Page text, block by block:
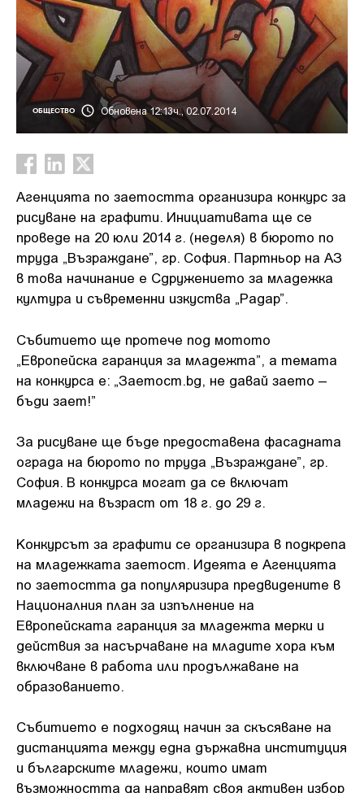
ОБЩЕСТВО Обновена 12:13ч., 02.07.2014
Агенцията по заетостта организира конкурс за
рисуване на графити. Инициативата ще се
проведе на 20 юли 2014 г. (неделя) в бюрото по
труда „Възраждане”, гр. София. Партньор на АЗ
в това начинание е Сдружението за младежка
култура и съвременни изкуства „Радар”.
Събитието ще протече под мотото
„Европейска гаранция за младежта”, а темата
на конкурса е: „Заетост.bg, не давай заето –
бъди зает!”
За рисуване ще бъде предоставена фасадната
ограда на бюрото по труда „Възраждане”, гр.
София. В конкурса могат да се включат
младежи на възраст от 18 г. до 29 г.
Конкурсът за графити се организира в подкрепа
на младежката заетост. Идеята е Агенцията
по заетостта да популяризира предвидените в
Националния план за изпълнение на
Европейската гаранция за младежта мерки и
действия за насърчаване на младите хора към
включване в работа или продължаване на
образованието.
Събитието е подходящ начин за скъсяване на
дистанцията между една държавна институция
и българските младежи, които имат
възможността да направят своя активен избор